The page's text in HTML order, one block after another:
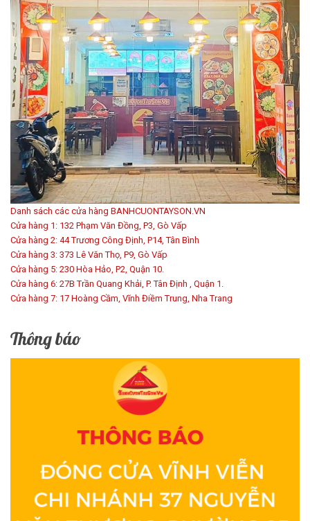
Danh sách các cửa hàng BANHCUONTAYSON.VN
Cửa hàng 1: 132 Phạm Văn Đồng, P3, Gò Vấp
Cửa hàng 2: 44 Trương Công Định, P14, Tân Bình
Cửa hàng 3: 373 Lê Văn Thọ, P9, Gò Vấp
Cửa hàng 5: 230 Hòa Hảo, P2, Quận 10.
Cửa hàng 6: 27B Trần Quang Khải, P. Tân Định , Quận 1.
Cửa hàng 7: 17 Hoàng Cầm, Vĩnh Điềm Trung, Nha Trang
Thông báo